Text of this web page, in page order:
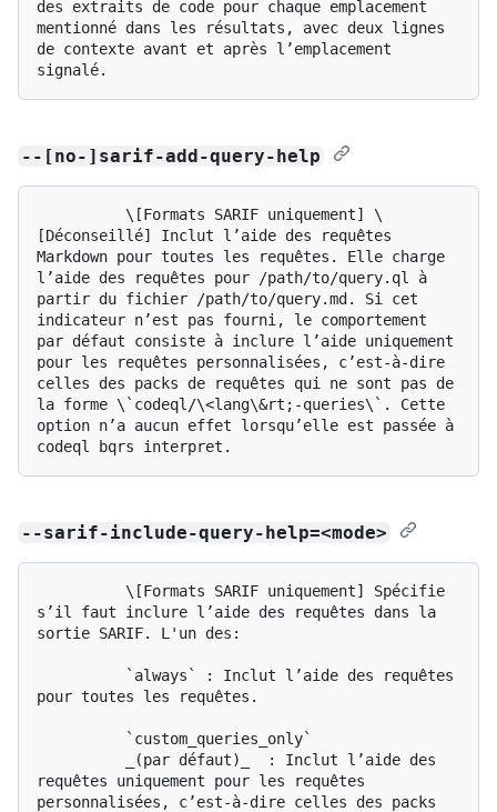
des extraits de code pour chaque emplacement
mentionné dans les résultats, avec deux lignes
de contexte avant et après l’emplacement
--[no-]sarif-add-query-help
[Déconseillé] Inclut l’aide des requêtes
Markdown pour toutes les requêtes. Elle charge
l’aide des requêtes pour /path/to/query.ql à
partir du fichier /path/to/query.md. Si cet
indicateur n’est pas fourni, le comportement
par défaut consiste à inclure l’aide uniquement
pour les requêtes personnalisées, c’est-à-dire
celles des packs de requêtes qui ne sont pas de
la forme \`codeql/\<lang\&rt;-queries\`. Cette
option n’a aucun effet lorsqu’elle est passée à
--sarif-include-query-help=<mode>
s’il faut inclure l’aide des requêtes dans la
sortie SARIF. L'un des:
pour toutes les requêtes.
requêtes uniquement pour les requêtes
personnalisées, c’est-à-dire celles des packs